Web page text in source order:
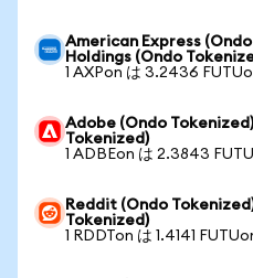
American Express
Holdings (Ondo
1 AXPon は 3.2436
Adobe (Ondo
Tokenized)
1 ADBEon は 2.3843
Reddit (Ondo
Tokenized)
1 RDDTon は 1.4141